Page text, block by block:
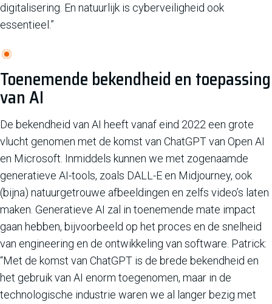
digitalisering. En natuurlijk is cyberveiligheid ook
essentieel.”
Toenemende bekendheid en toepassing
van AI
De bekendheid van AI heeft vanaf eind 2022 een grote
vlucht genomen met de komst van ChatGPT van Open AI
en Microsoft. Inmiddels kunnen we met zogenaamde
generatieve AI-tools, zoals DALL-E en Midjourney, ook
(bijna) natuurgetrouwe afbeeldingen en zelfs video’s laten
maken. Generatieve AI zal in toenemende mate impact
gaan hebben, bijvoorbeeld op het proces en de snelheid
van engineering en de ontwikkeling van software. Patrick:
“Met de komst van ChatGPT is de brede bekendheid en
het gebruik van AI enorm toegenomen, maar in de
technologische industrie waren we al langer bezig met